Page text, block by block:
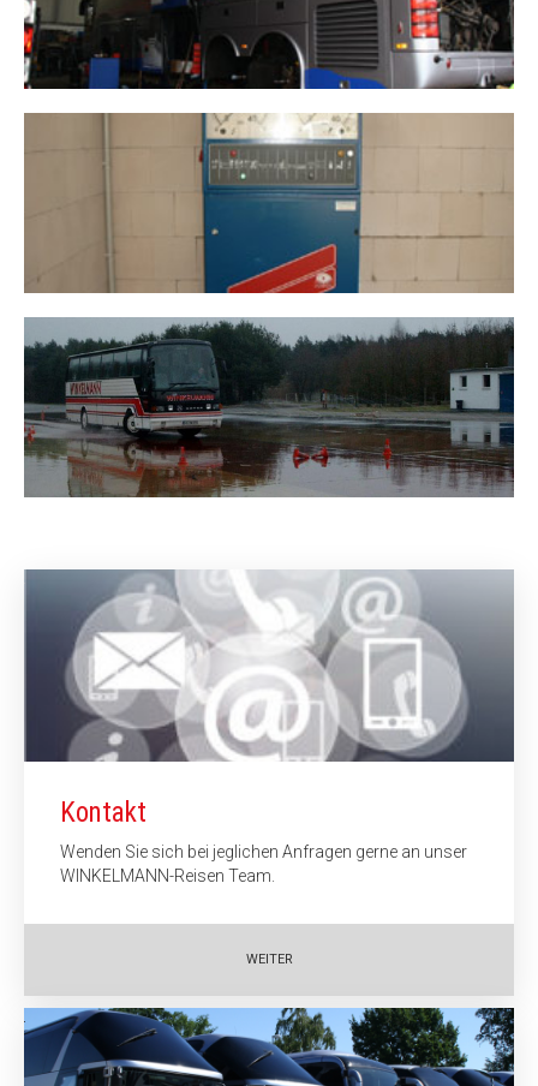
Kontakt
Wenden Sie sich bei jeglichen Anfragen gerne an unser
WINKELMANN-Reisen Team.
WEITER